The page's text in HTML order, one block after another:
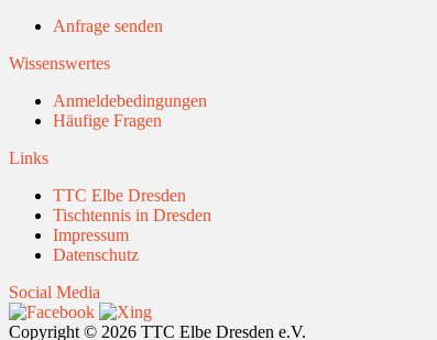
Anfrage senden
Wissenswertes
Anmeldebedingungen
Häufige Fragen
Links
TTC Elbe Dresden
Tischtennis in Dresden
Impressum
Datenschutz
Social Media
Copyright © 2026 TTC Elbe Dresden e.V.